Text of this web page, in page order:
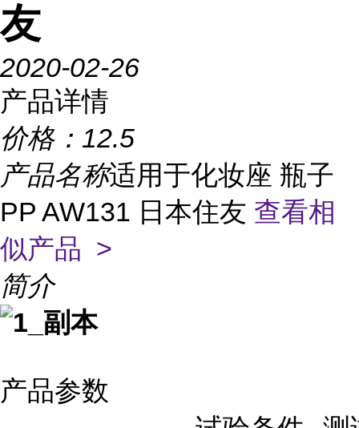
友
2020-02-26
产品详情
价格： 12.5
产品名称适用于化妆座 瓶子
PP AW131 日本住友 查看相
似产品 >
简介
产品参数